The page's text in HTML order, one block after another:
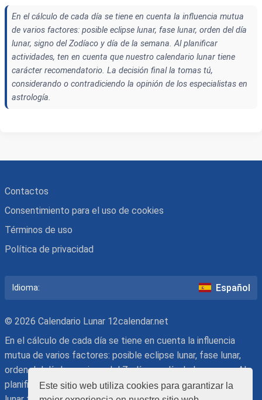
Este sitio web utiliza cookies para garantizar la
En el cálculo de cada día se tiene en cuenta la influencia mutua
de varios factores: posible eclipse lunar, fase lunar, orden del día
lunar, signo del Zodíaco y día de la semana. Al planificar
actividades, ten en cuenta que nuestro calendario lunar tiene
carácter recomendatorio. La decisión final la tomas tú,
considerando o contradiciendo la opinión de los especialistas en
astrología.
Contactos
Consentimiento para el uso de cookies
Términos de uso
Política de privacidad
Idioma: Español
© 2026 Calendario Lunar 12calendar.net
En el cálculo de cada día se tiene en cuenta la influencia
mutua de varios factores: posible eclipse lunar, fase lunar,
orden del día lunar, signo del Zodíaco y día de la semana. Al
planificar actividades, ten en cuenta que nuestro calendario